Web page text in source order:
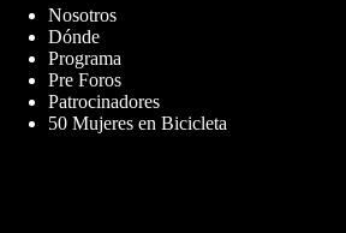
Nosotros
Dónde
Programa
Pre Foros
Patrocinadores
50 Mujeres en Bicicleta